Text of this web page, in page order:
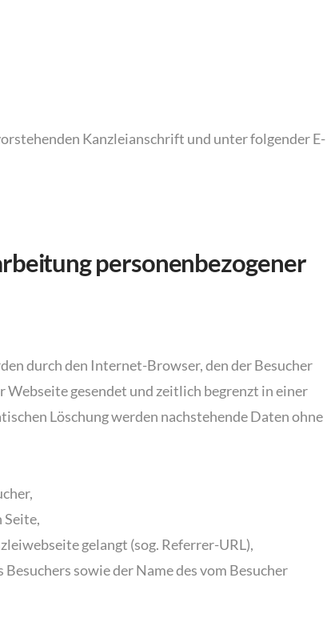
Kanzleianschrift und unter folgender E-
personenbezogener
durch den Internet-Browser, den der Besucher
gesendet und zeitlich begrenzt in einer
Löschung werden nachstehende Daten ohne
Seite,
gelangt (sog. Referrer-URL),
sowie der Name des vom Besucher